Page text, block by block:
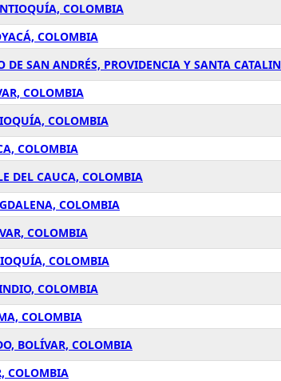
COLOMBIA
COLOMBIA
SAN ANDRÉS, PROVIDENCIA Y SANTA
COLOMBIA
COLOMBIA
COLOMBIA
DEL CAUCA, COLOMBIA
COLOMBIA
COLOMBIA
COLOMBIA
COLOMBIA
COLOMBIA
BOLÍVAR, COLOMBIA
COLOMBIA